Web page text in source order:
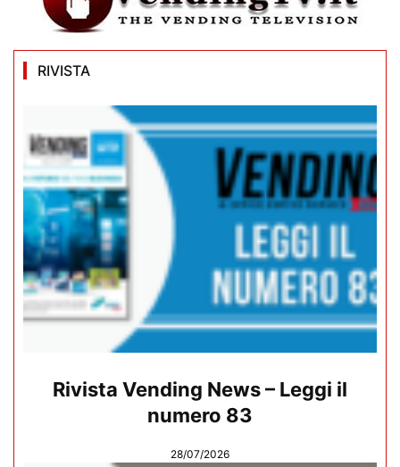
RIVISTA
Rivista Vending News – Leggi il
numero 83
28/07/2026